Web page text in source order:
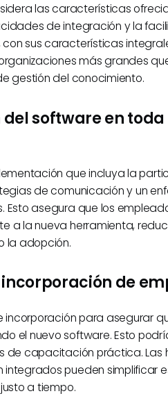
las características
de integración y la
sus características
más grandes
gestión del conocimiento.
software en
que incluya la
de comunicación y un
Esto asegura que los
a la nueva herramienta,
la adopción.
de
incorporación para asegurar
el nuevo software. Esto
de capacitación práctica. Las
pueden simplificar
a tiempo.